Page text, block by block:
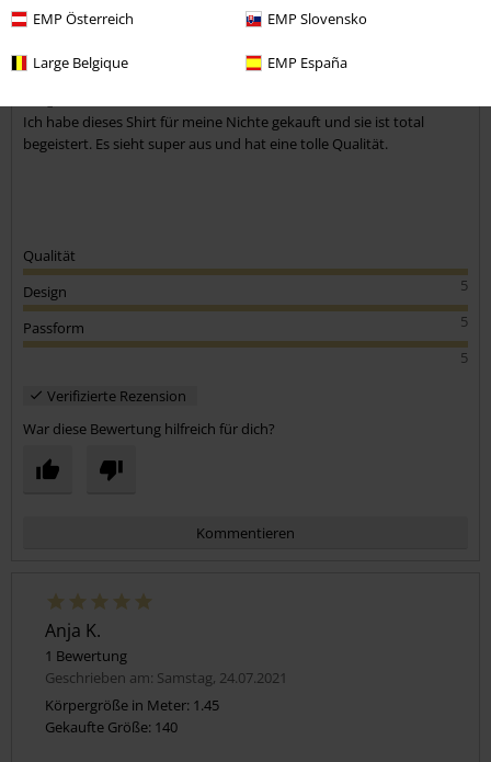
EMP Österreich EMP Slovensko
Large Belgique EMP España
Kommentar jetzt abschicken!
6 Bewertungen
Gekaufte Größe: 140
Super Shirt
Ich habe dieses Shirt für meine Nichte gekauft und sie ist total
Qualität
5
Design
5
Passform
1 Bewertung
Körpergröße in Meter: 1.45